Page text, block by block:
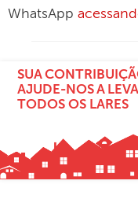
WhatsApp
SUA
AJUDE-NOS A
TODOS OS LARES